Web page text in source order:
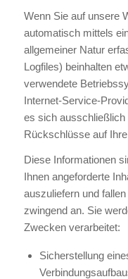
Wenn Sie auf unsere
automatisch mittels
allgemeiner Natur
Logfiles) beinhalten
verwendete
Internet-Service-
es sich ausschließlich
Rückschlüsse auf
Diese Informationen
Ihnen angeforderte
auszuliefern und
zwingend an. Sie
Zwecken verarbeitet:
Sicherstellung